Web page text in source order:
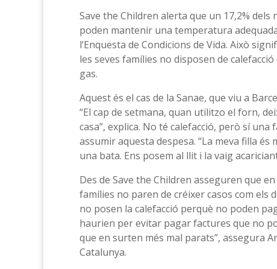
Save the Children alerta que un 17,2%
poden mantenir una temperatura
l’Enquesta de Condicions de Vida. Això
les seves famílies no disposen de
gas.
Aquest és el cas de la Sanae, que viu a
“El cap de setmana, quan utilitzo el forn,
casa”, explica. No té calefacció, però sí
assumir aquesta despesa. “La meva filla
una bata. Ens posem al llit i la vaig
Des de Save the Children asseguren que
famílies no paren de créixer casos com els
no posen la calefacció perquè no poden
haurien per evitar pagar factures que no
que en surten més mal parats”, assegura
Catalunya.